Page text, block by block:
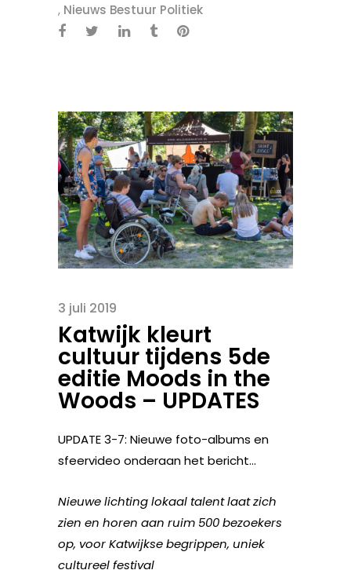
, Nieuws Bestuur Politiek
3 juli 2019
Katwijk kleurt
cultuur tijdens 5de
editie Moods in the
Woods – UPDATES
UPDATE 3-7: Nieuwe foto-albums en
sfeervideo onderaan het bericht…
Nieuwe lichting lokaal talent laat zich
zien en horen aan ruim 500 bezoekers
op, voor Katwijkse begrippen, uniek
cultureel festival